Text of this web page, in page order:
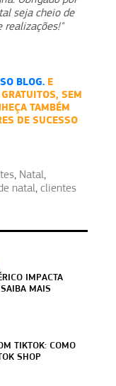
seja cheio de
realizações!"
BLOG. E
SEM
TAMBÉM
DE SUCESSO
, Natal,
natal, clientes
IMPACTA
MAIS
TIKTOK: COMO
SHOP